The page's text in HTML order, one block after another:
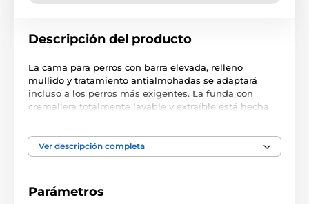
Descripción del producto
La cama para perros con barra elevada, relleno
mullido y tratamiento antialmohadas se adaptará
incluso a los perros más exigentes. La funda con
cremallera totalmente lavable y extraíble está hecha
las escaras garantiza un descanso saludable. El
acolchado alto en los bordes garantiza a su peludo
espuma de polipropileno forman un cómodo relleno
suave con memoria.
Ver descripción completa
Parámetros